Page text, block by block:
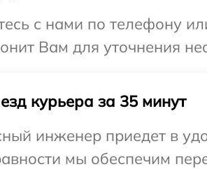
с нами по телефону
Вам для уточнения
курьера за 35 минут
инженер приедет в
мы обеспечим